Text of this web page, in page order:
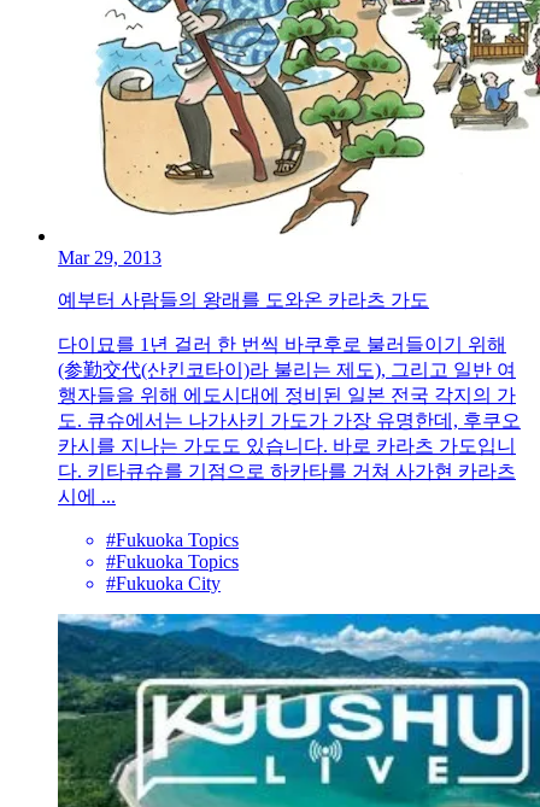
Mar 29, 2013
예부터 사람들의 왕래를 도와온 카라츠 가도
다이묘를 1년 걸러 한 번씩 바쿠후로 불러들이기 위해
(参勤交代(산킨코타이)라 불리는 제도), 그리고 일반 여
행자들을 위해 에도시대에 정비된 일본 전국 각지의 가
도. 큐슈에서는 나가사키 가도가 가장 유명한데, 후쿠오
카시를 지나는 가도도 있습니다. 바로 카라츠 가도입니
다. 키타큐슈를 기점으로 하카타를 거쳐 사가현 카라츠
시에 ...
#Fukuoka Topics
#Fukuoka Topics
#Fukuoka City